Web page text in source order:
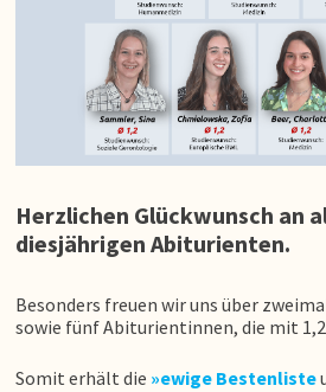
Herzlichen Glückwunsch an
diesjährigen Abiturienten.
Besonders freuen wir uns über
sowie fünf Abiturientinnen, die mit
Somit erhält die »ewige Bestenliste